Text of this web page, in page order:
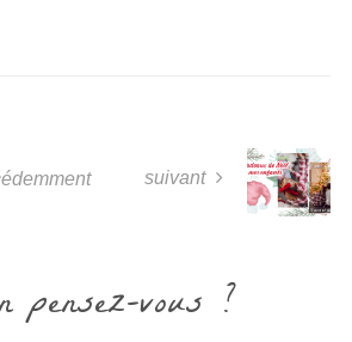
suivant
pensez-vous ?